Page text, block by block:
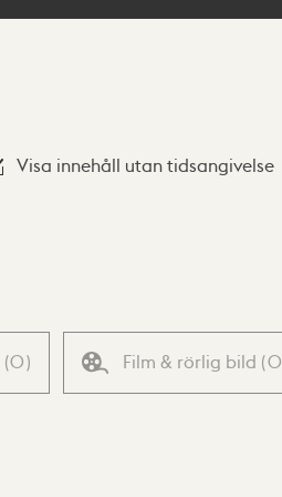
Visa innehåll utan tidsangivelse
(0) Film & rörlig bild (0